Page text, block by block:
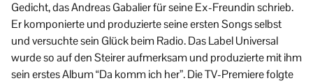
Gedicht, das Andreas Gabalier für seine Ex-Freundin schrieb.
Er komponierte und produzierte seine ersten Songs selbst
und versuchte sein Glück beim Radio. Das Label Universal
wurde so auf den Steirer aufmerksam und produzierte mit ihm
sein erstes Album “Da komm ich her”. Die TV-Premiere folgte